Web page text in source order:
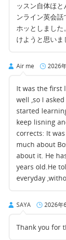
ッスン自体ほ
ンライン英会
ホッとしました
けようと思いま
Air me 2026
It was the first
well ,so I
started
keep lisning
corrects: It
much about
about it. He
years old.He
everyday
SAYA 2026年
Thank you for